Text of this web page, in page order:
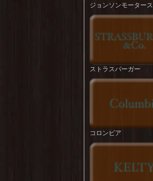
ジョンソンモータース
ストラスバーガー
コロンビア